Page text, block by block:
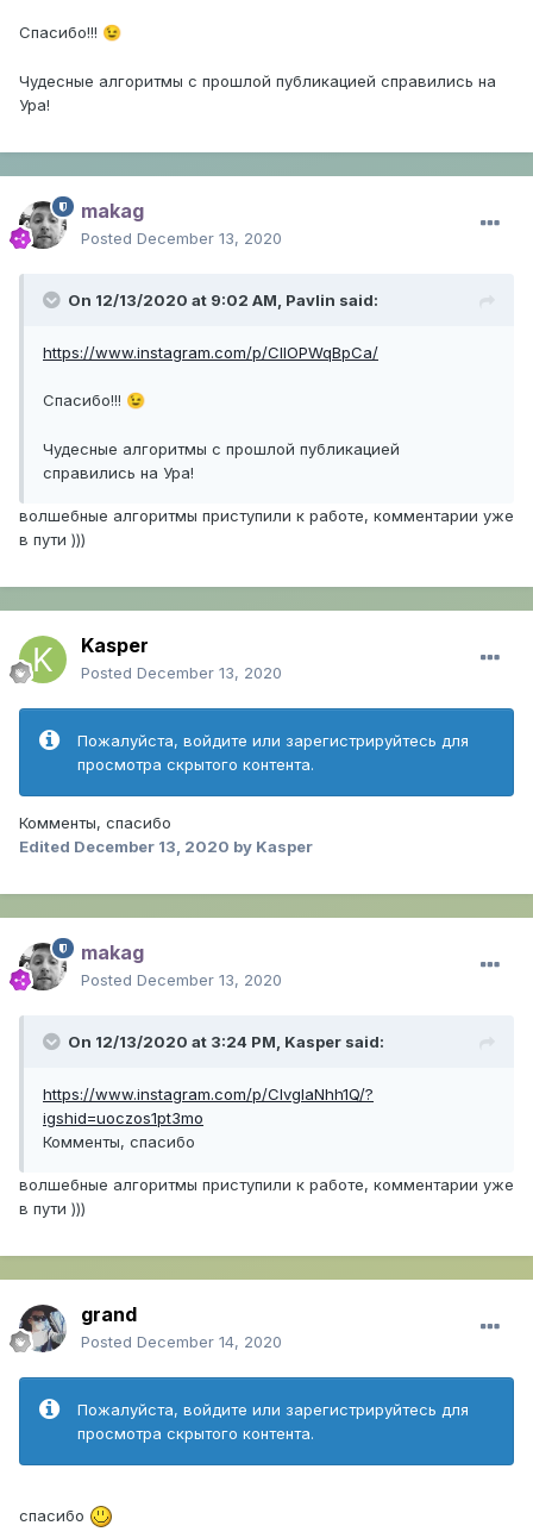
Спасибо!!! 😉
Чудесные алгоритмы с прошлой публикацией справились на
Ура!
makag
Posted December 13, 2020
On 12/13/2020 at 9:02 AM, Pavlin said:
https://www.instagram.com/p/CIlOPWqBpCa/
Спасибо!!! 😉
Чудесные алгоритмы с прошлой публикацией
справились на Ура!
волшебные алгоритмы приступили к работе, комментарии уже
в пути )))
Kasper
Posted December 13, 2020
Пожалуйста, войдите или зарегистрируйтесь для
просмотра скрытого контента.
Комменты, спасибо
Edited December 13, 2020 by Kasper
makag
Posted December 13, 2020
On 12/13/2020 at 3:24 PM, Kasper said:
https://www.instagram.com/p/CIvglaNhh1Q/?
igshid=uoczos1pt3mo
Комменты, спасибо
волшебные алгоритмы приступили к работе, комментарии уже
в пути )))
grand
Posted December 14, 2020
Пожалуйста, войдите или зарегистрируйтесь для
просмотра скрытого контента.
спасибо